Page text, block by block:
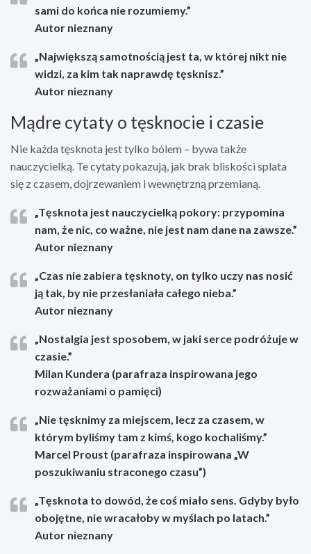
sami do końca nie rozumiemy.”
Autor nieznany
„Największą samotnością jest ta, w której nikt nie
widzi, za kim tak naprawdę tęsknisz.”
Autor nieznany
Mądre cytaty o tęsknocie i czasie
Nie każda tęsknota jest tylko bólem – bywa także
nauczycielką. Te cytaty pokazują, jak brak bliskości splata
się z czasem, dojrzewaniem i wewnętrzną przemianą.
„Tęsknota jest nauczycielką pokory: przypomina
nam, że nic, co ważne, nie jest nam dane na zawsze.”
Autor nieznany
„Czas nie zabiera tęsknoty, on tylko uczy nas nosić
ją tak, by nie przesłaniała całego nieba.”
Autor nieznany
„Nostalgia jest sposobem, w jaki serce podróżuje w
czasie.”
Milan Kundera (parafraza inspirowana jego
rozważaniami o pamięci)
„Nie tęsknimy za miejscem, lecz za czasem, w
którym byliśmy tam z kimś, kogo kochaliśmy.”
Marcel Proust (parafraza inspirowana „W
poszukiwaniu straconego czasu”)
„Tęsknota to dowód, że coś miało sens. Gdyby było
obojętne, nie wracałoby w myślach po latach.”
Autor nieznany